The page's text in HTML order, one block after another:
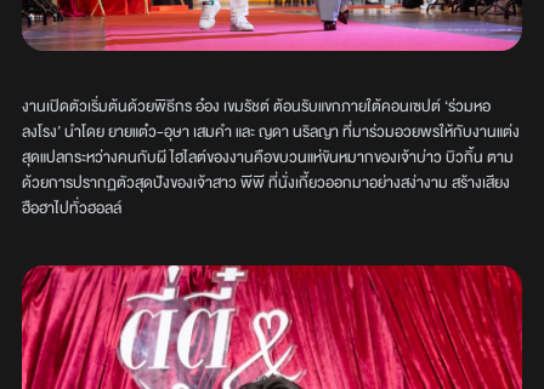
งานเปิดตัวเริ่มต้นด้วยพิธีกร อ๋อง เขมรัชต์ ต้อนรับแขกภายใต้คอนเซปต์ ‘ร่วมหอ
ลงโรง’ นำโดย ยายแต๋ว-อุษา เสมคำ และ ญดา นริลญา ที่มาร่วมอวยพรให้กับงานแต่ง
สุดแปลกระหว่างคนกับผี ไฮไลต์ของงานคือขบวนแห่ขันหมากของเจ้าบ่าว บิวกิ้น ตาม
ด้วยการปรากฏตัวสุดปังของเจ้าสาว พีพี ที่นั่งเกี้ยวออกมาอย่างสง่างาม สร้างเสียง
ฮือฮาไปทั่วฮอลล์